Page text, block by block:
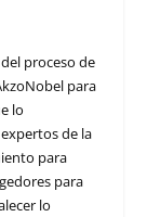
proceso de
para
lo
de la
para
para
lo